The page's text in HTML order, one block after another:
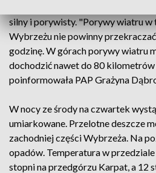
silny i porywisty. "Porywy wiatru w
Wybrzeżu nie powinny
godzinę. W górach porywy wiatru
dochodzić nawet do 80 kilometrów
poinformowała PAP Grażyna
W nocy ze środy na czwartek
umiarkowane. Przelotne deszcze
zachodniej części Wybrzeża. Na
opadów. Temperatura w
stopni na przedgórzu Karpat, a 12